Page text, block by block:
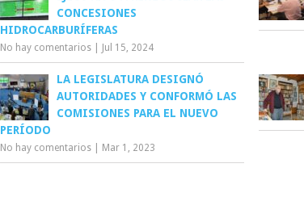
CONCESIONES
HIDROCARBURÍFERAS
No hay comentarios Jul 15, 2024
LA LEGISLATURA DESIGNÓ
AUTORIDADES Y CONFORMÓ LAS
COMISIONES PARA EL NUEVO
PERÍODO
No hay comentarios Mar 1, 2023